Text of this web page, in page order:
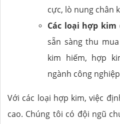
cực, lò nung chân
Các loại hợp kim
sẵn sàng thu
kim hiếm, hợp
ngành công
Với các loại hợp kim, việc
cao. Chúng tôi có đội ngũ